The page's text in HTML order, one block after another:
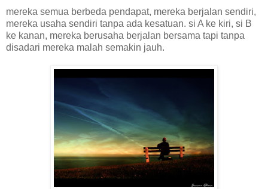
mereka semua berbeda pendapat, mereka berjalan sendiri,
mereka usaha sendiri tanpa ada kesatuan. si A ke kiri, si B
ke kanan, mereka berusaha berjalan bersama tapi tanpa
disadari mereka malah semakin jauh.